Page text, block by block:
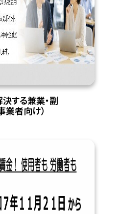
する兼業・副
業者向け）